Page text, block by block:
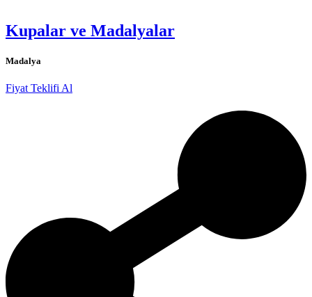
Kupalar ve Madalyalar
Madalya
Fiyat Teklifi Al